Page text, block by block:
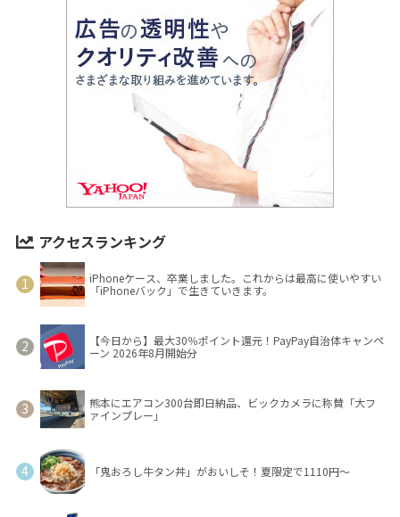
アクセスランキング
iPhoneケース、卒業しました。これからは最高に使いやすい
「iPhoneバック」で生きていきます。
【今日から】最大30％ポイント還元！PayPay自治体キャンペ
ーン 2026年8月開始分
熊本にエアコン300台即日納品、ビックカメラに称賛「大フ
ァインプレー」
「鬼おろし牛タン丼」がおいしそ！夏限定で1110円～